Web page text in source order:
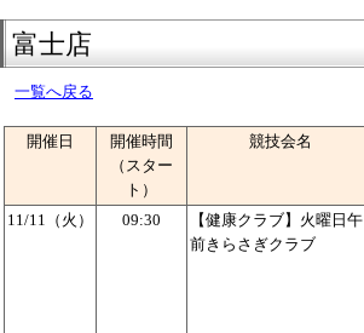
富士店
一覧へ戻る
開催日
開催時間
（スター
ト）
競技会名
11/11（火） 09:30
【健康クラブ】火曜日午
前きらさぎクラブ